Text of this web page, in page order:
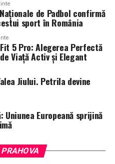
de Padbol confirmă
sport în România
5 Pro: Alegerea Perfectă
Viață Activ și Elegant
Jiului. Petrila devine
Uniunea Europeană sprijină